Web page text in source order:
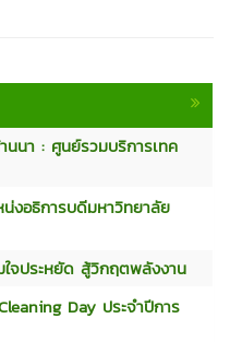
นนา : ศูนย์รวมบริการเทค
งอธิการบดีมหาวิทยาลัย
จประหยัด สู้วิกฤตพลังงาน
Day ประจำปีการ